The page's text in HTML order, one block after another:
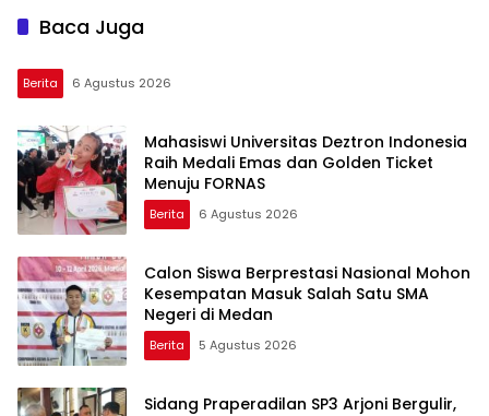
Baca Juga
Berita 6 Agustus 2026
Mahasiswi Universitas Deztron Indonesia
Raih Medali Emas dan Golden Ticket
Menuju FORNAS
Berita 6 Agustus 2026
Calon Siswa Berprestasi Nasional Mohon
Kesempatan Masuk Salah Satu SMA
Negeri di Medan
Berita 5 Agustus 2026
Sidang Praperadilan SP3 Arjoni Bergulir,